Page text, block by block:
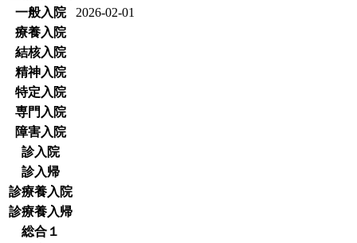
一般入院
2026-02-01
療養入院
結核入院
精神入院
特定入院
専門入院
障害入院
診入院
診入帰
診療養入院
診療養入帰
総合１